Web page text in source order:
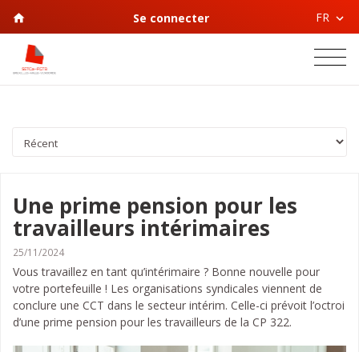
Se connecter FR
Une prime pension pour les
travailleurs intérimaires
25/11/2024
Vous travaillez en tant qu’intérimaire ? Bonne nouvelle pour
votre portefeuille ! Les organisations syndicales viennent de
conclure une CCT dans le secteur intérim. Celle-ci prévoit l’octroi
d’une prime pension pour les travailleurs de la CP 322.